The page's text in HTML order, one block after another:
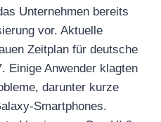
Unternehmen bereits
vor. Aktuelle
Zeitplan für deutsche
Einige Anwender klagten
darunter kurze
Smartphones.